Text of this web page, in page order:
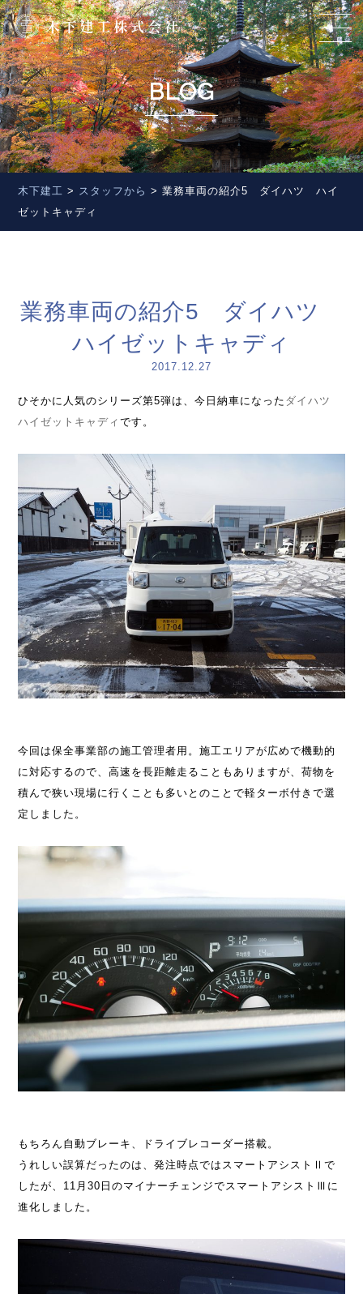
BLOG
木下建工 > スタッフから >業務車両の紹介5 ダイハツ ハイ
ゼットキャディ
業務車両の紹介5 ダイハツ
ハイゼットキャディ
2017.12.27
ひそかに人気のシリーズ第5弾は、今日納車になった ダイハツ
ハイゼットキャディです。
今回は保全事業部の施工管理者用。施工エリアが広めで機動的
に対応するので、高速を長距離走ることもありますが、荷物を
積んで狭い現場に行くことも多いとのことで軽ターボ付きで選
定しました。
もちろん自動ブレーキ、ドライブレコーダー搭載。
うれしい誤算だったのは、発注時点ではスマートアシストⅡで
したが、11月30日のマイナーチェンジでスマートアシストⅢに
進化しました。